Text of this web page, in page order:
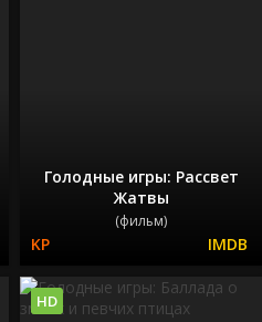
Голодные игры: Рассвет
Жатвы
(фильм)
HD